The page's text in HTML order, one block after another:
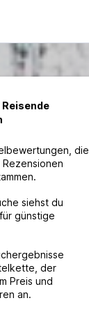
die
siehst du
günstige
der
Preis und
an.